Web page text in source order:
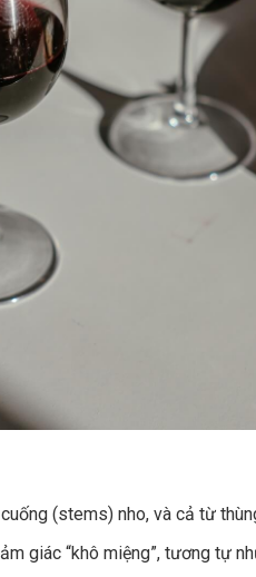
(stems) nho, và cả từ
giác “khô miệng”, tương tự